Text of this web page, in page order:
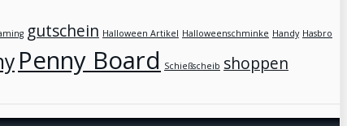
gutschein Halloween Artikel Halloweenschminke Handy Hasbro
Penny Board Schießscheib shoppen